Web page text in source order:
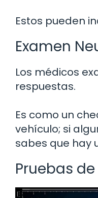
Estos pueden
Examen
Los médicos
respuestas.
Es como un
vehículo; si
sabes que hay
Pruebas